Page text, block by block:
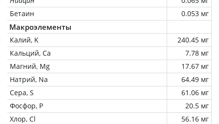
Бетаин
0.053 мг
Макроэлементы
Калий, K
240.45 мг
Кальций, Ca
7.78 мг
Магний, Mg
17.67 мг
Натрий, Na
64.49 мг
Сера, S
61.06 мг
Фосфор, P
20.5 мг
Хлор, Cl
56.16 мг